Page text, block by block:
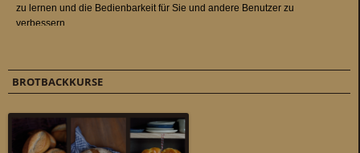
BROTBACKKURSE